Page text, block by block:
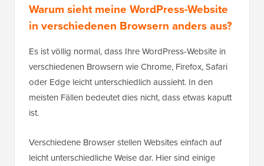
Warum sieht meine WordPress-Website
in verschiedenen Browsern anders aus?
Es ist völlig normal, dass Ihre WordPress-Website in
verschiedenen Browsern wie Chrome, Firefox, Safari
oder Edge leicht unterschiedlich aussieht. In den
meisten Fällen bedeutet dies nicht, dass etwas kaputt
ist.
Verschiedene Browser stellen Websites einfach auf
leicht unterschiedliche Weise dar. Hier sind einige